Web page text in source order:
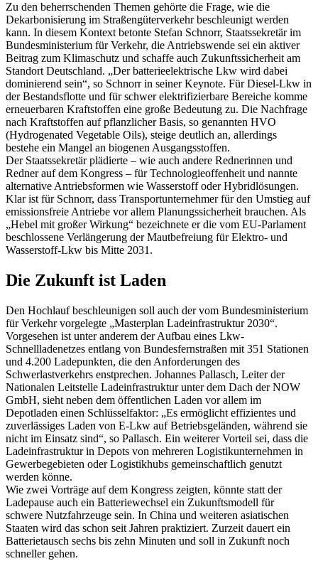
Zu den beherrschenden Themen gehörte die Frage, wie die
Dekarbonisierung im Straßengüterverkehr beschleunigt werden
kann. In diesem Kontext betonte Stefan Schnorr, Staatssekretär im
Bundesministerium für Verkehr, die Antriebswende sei ein aktiver
Beitrag zum Klimaschutz und schaffe auch Zukunftssicherheit am
Standort Deutschland. „Der batterieelektrische Lkw wird dabei
dominierend sein“, so Schnorr in seiner Keynote. Für Diesel-Lkw in
der Bestandsflotte und für schwer elektrifizierbare Bereiche komme
erneuerbaren Kraftstoffen eine große Bedeutung zu. Die Nachfrage
nach Kraftstoffen auf pflanzlicher Basis, so genannten HVO
(Hydrogenated Vegetable Oils), steige deutlich an, allerdings
bestehe ein Mangel an biogenen Ausgangsstoffen.
Der Staatssekretär plädierte – wie auch andere Rednerinnen und
Redner auf dem Kongress – für Technologieoffenheit und nannte
alternative Antriebsformen wie Wasserstoff oder Hybridlösungen.
Klar ist für Schnorr, dass Transportunternehmer für den Umstieg auf
emissionsfreie Antriebe vor allem Planungssicherheit brauchen. Als
„Hebel mit großer Wirkung“ bezeichnete er die vom EU-Parlament
beschlossene Verlängerung der Mautbefreiung für Elektro- und
Wasserstoff-Lkw bis Mitte 2031.
Die Zukunft ist Laden
Den Hochlauf beschleunigen soll auch der vom Bundesministerium
für Verkehr vorgelegte „Masterplan Ladeinfrastruktur 2030“.
Vorgesehen ist unter anderem der Aufbau eines Lkw-
Schnellladenetzes entlang von Bundesfernstraßen mit 351 Stationen
und 4.200 Ladepunkten, die den Anforderungen des
Schwerlastverkehrs enstprechen. Johannes Pallasch, Leiter der
Nationalen Leitstelle Ladeinfrastruktur unter dem Dach der NOW
GmbH, sieht neben dem öffentlichen Laden vor allem im
Depotladen einen Schlüsselfaktor: „Es ermöglicht effizientes und
zuverlässiges Laden von E-Lkw auf Betriebsgeländen, während sie
nicht im Einsatz sind“, so Pallasch. Ein weiterer Vorteil sei, dass die
Ladeinfrastruktur in Depots von mehreren Logistikunternehmen in
Gewerbegebieten oder Logistikhubs gemeinschaftlich genutzt
werden könne.
Wie zwei Vorträge auf dem Kongress zeigten, könnte statt der
Ladepause auch ein Batteriewechsel ein Zukunftsmodell für
schwere Nutzfahrzeuge sein. In China und weiteren asiatischen
Staaten wird das schon seit Jahren praktiziert. Zurzeit dauert ein
Batterietausch sechs bis zehn Minuten und soll in Zukunft noch
schneller gehen.